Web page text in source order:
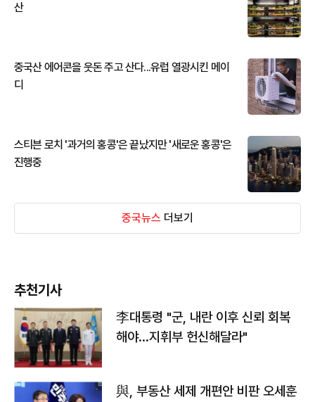
산
중국산 에어콘을 웃돈 주고 산다...유럽 열광시킨 메이
디
스티븐 로치 '과거의 홍콩'은 끝났지만 '새로운 홍콩'은
진행중
중국뉴스 더보기
추천기사
李대통령 "군, 내란 이후 신뢰 회복
해야…지휘부 헌신해달라"
與, 부동산 세제 개편안 비판 오세훈